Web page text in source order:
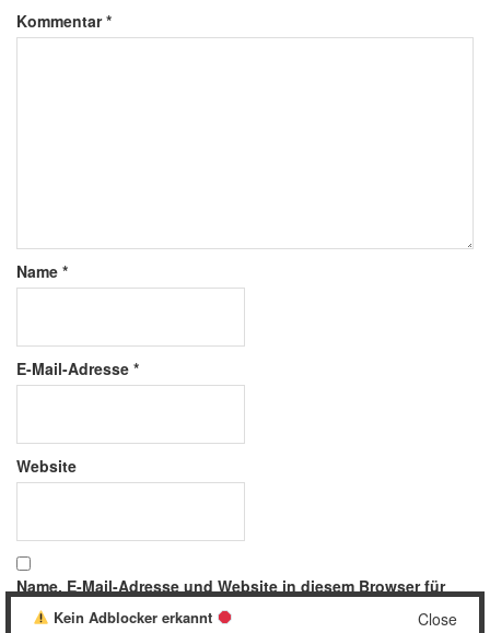
Kommentar*
Name *
E-Mail-Adresse *
Website
Name, E-Mail-Adresse und Website in diesem Browser für
meinen nächsten Kommentar speichern.
Close
Kein Adblocker erkannt